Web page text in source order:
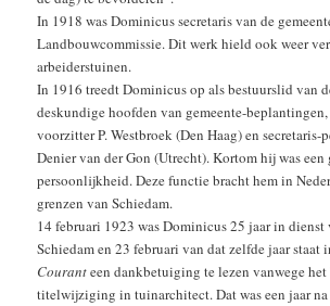
In 1918 was Dominicus secretaris van de
Landbouwcommissie. Dit werk hield ook weer
arbeiderstuinen.
In 1916 treedt Dominicus op als bestuurslid van
deskundige hoofden van gemeente-beplantingen,
voorzitter P. Westbroek (Den Haag) en secretaris-
Denier van der Gon (Utrecht). Kortom hij was een
persoonlijkheid. Deze functie bracht hem in
grenzen van Schiedam.
14 februari 1923 was Dominicus 25 jaar in dienst
Schiedam en 23 februari van dat zelfde jaar staat
Couranteen dankbetuiging te lezen vanwege
titelwijziging in tuinarchitect. Dat was een jaar